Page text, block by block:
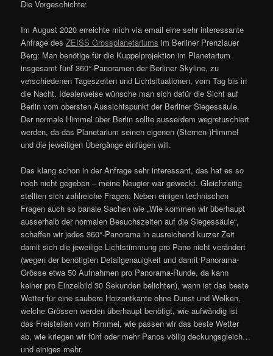
Die Vorgeschichte:
Im August 2020 erreichte mich via email eine sehr interessante
Anfrage desZEISS Grossplanetariums im Berliner Prenzlauer
Berg: Man benötige für die Kuppelprojektion im Planetarium
insgesamt fünf 360°-Panoramen der Berliner Skyline, zu
verschiedenen Tageszeiten und Lichtsituationen, vom Tag bis in
die Nacht. Idealerweise wünsche man sich dafür die Sicht auf
Berlin vom obersten Aussichtspunkt der Berliner Siegessäule.
Der normale Himmel über Berlin sollte ausserdem wegretuschiert
werden, da das Planetarium seinen eigenen (Sternen-)Himmel
und die jeweiligen Übergänge einfügen will.
Das klang schon in der Anfrage sehr interessant, das hat es so
noch nicht gegeben – meine Neugier war geweckt. Gleichzeitig
stellten sich zahlreiche Fragen: Neben einigen technischen
Fragen auch so banale Sachen wie „Wie kommen wir überhaupt
ausserhalb der normalen Besuchszeiten auf die Siegessäule“,
schaffen wir jedes 360°-Panorama in ausreichend kurzer Zeit
damit sich die jeweilige Lichtstimmung pro Pano nicht verändert
(wegen der benötigten Detailgenauigkeit und damit Panorama-
Grösse etwa 50 Aufnahmen pro Panorama-Runde, da kann
keiner pro Einzelbild 30 Sekunden belichten), wann ist das beste
Wetter für eine saubere Hoizontkante ohne Dunst und Wolken,
welche Grössen werden überhaupt benötigt, wie aufwändig ist
das Freistellen vom Himmel, wie passen wir das beste Wetter
ab, wie kriegen wir fünf oder mehr Panos völlig deckungsgleich…
und einiges mehr.